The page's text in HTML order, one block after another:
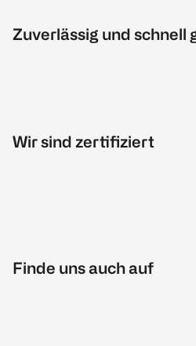
Zuverlässig und schnell
Wir sind zertifiziert
Finde uns auch auf